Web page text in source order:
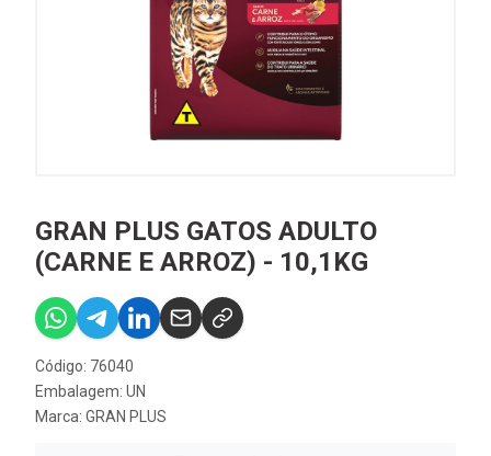
GRAN PLUS GATOS ADULTO
(CARNE E ARROZ) - 10,1KG
Código: 76040
Embalagem: UN
Marca: GRAN PLUS